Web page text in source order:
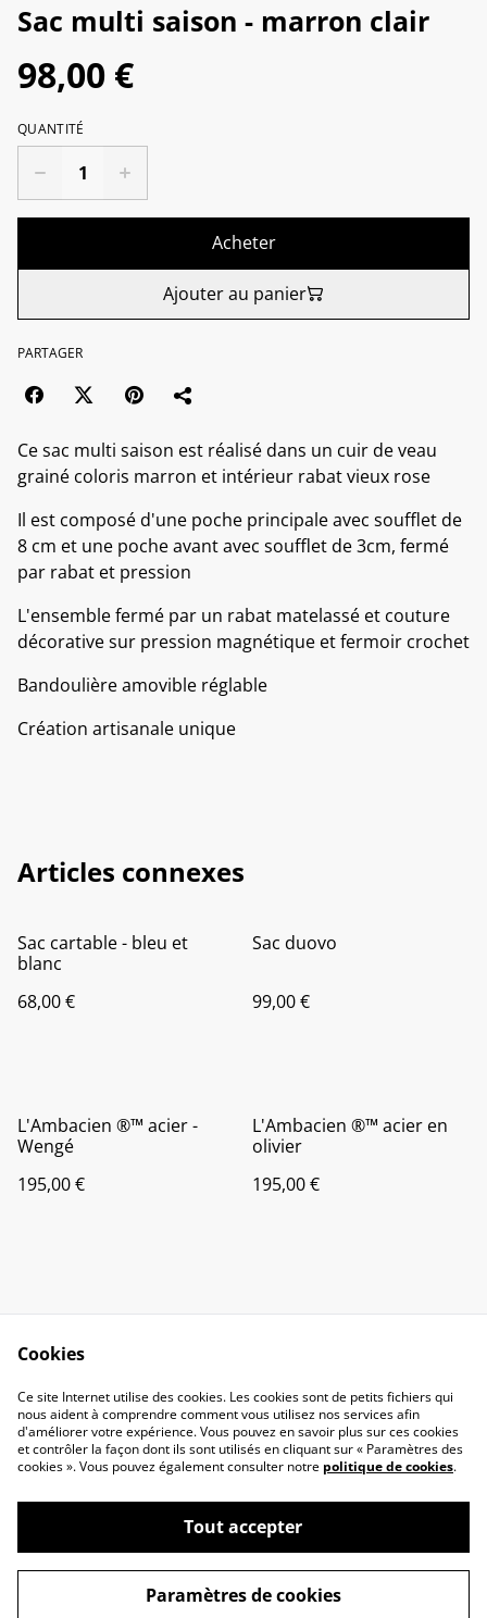
Sac multi saison - marron clair
98,00 €
QUANTITÉ
Acheter
Ajouter au panier
PARTAGER
Ce sac multi saison est réalisé dans un cuir de veau
grainé coloris marron et intérieur rabat vieux rose
Il est composé d'une poche principale avec soufflet de
8 cm et une poche avant avec soufflet de 3cm, fermé
par rabat et pression
L'ensemble fermé par un rabat matelassé et couture
décorative sur pression magnétique et fermoir crochet
Bandoulière amovible réglable
Création artisanale unique
Articles connexes
Sac cartable - bleu et
blanc
68,00 €
Sac duovo
99,00 €
L'Ambacien ®️™️ acier -
Wengé
195,00 €
L'Ambacien ®️™️ acier en
olivier
195,00 €
Contact
Legal Terms
Privacy Policy
Cookie Policy
©2026L'âme de will
powered by
Cookies
Ce site Internet utilise des cookies. Les cookies sont de petits fichiers qui
nous aident à comprendre comment vous utilisez nos services afin
d'améliorer votre expérience. Vous pouvez en savoir plus sur ces cookies
et contrôler la façon dont ils sont utilisés en cliquant sur « Paramètres des
cookies ». Vous pouvez également consulter notre politique de cookies.
Tout accepter
Paramètres de cookies